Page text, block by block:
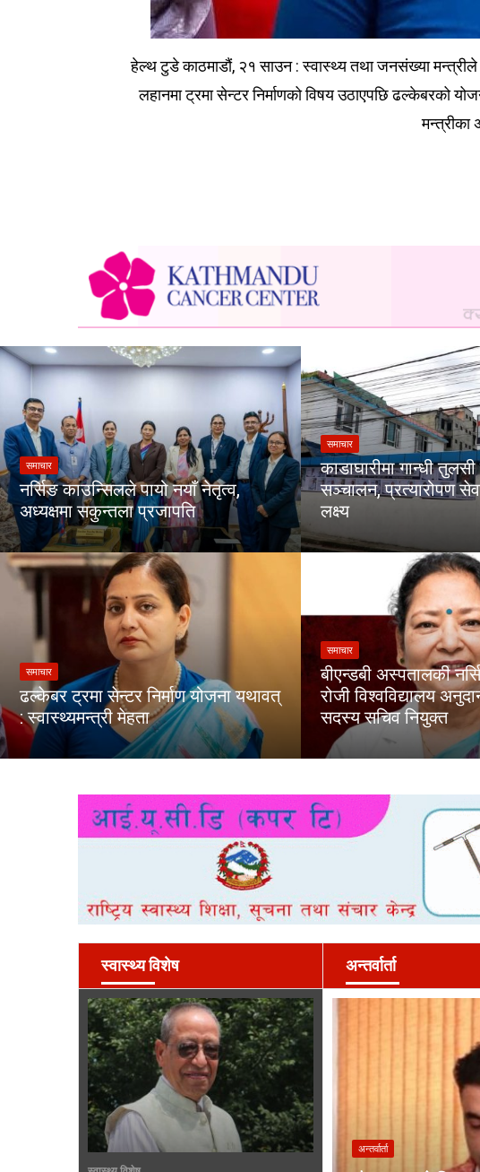
हेल्थ टुडे काठमाडौं, २१ साउन : स्वास्थ्य तथा जनसंख्या
लहानमा ट्रमा सेन्टर निर्माणको विषय उठाएपछि ढल्केबरको
मन्त्रीका
समाचार
नर्सिङ काउन्सिलले पायो नयाँ नेतृत्व,
अध्यक्षमा सकुन्तला प्रजापति
समाचार
ढल्केबर ट्रमा सेन्टर निर्माण योजना यथावत्
: स्वास्थ्यमन्त्री मेहता
समाचार
काडाघारीमा गान्धी
सञ्चालन, प्रत्यारोपण
लक्ष्य
समाचार
बीएन्डबी अस्पतालकी
रोजी विश्वविद्यालय
सदस्य सचिव नियुक्त
अन्तर्वार्ता
अन्तर्वार्ता
स्वास्थ्य विशेष